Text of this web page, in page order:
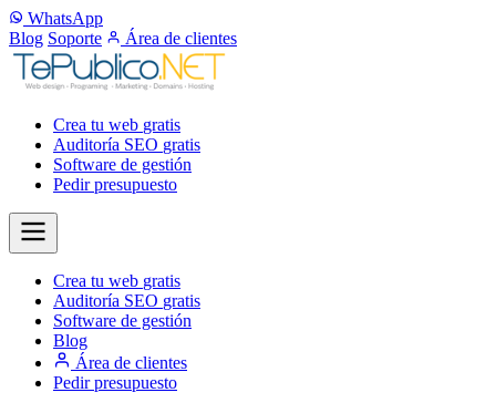
WhatsApp
Blog Soporte Área de clientes
Crea tu web gratis
Auditoría SEO gratis
Software de gestión
Pedir presupuesto
Crea tu web gratis
Auditoría SEO gratis
Software de gestión
Blog
Área de clientes
Pedir presupuesto